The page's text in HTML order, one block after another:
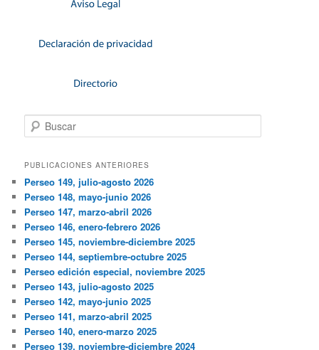
Buscar
PUBLICACIONES ANTERIORES
Perseo 149, julio-agosto 2026
Perseo 148, mayo-junio 2026
Perseo 147, marzo-abril 2026
Perseo 146, enero-febrero 2026
Perseo 145, noviembre-diciembre 2025
Perseo 144, septiembre-octubre 2025
Perseo edición especial, noviembre 2025
Perseo 143, julio-agosto 2025
Perseo 142, mayo-junio 2025
Perseo 141, marzo-abril 2025
Perseo 140, enero-marzo 2025
Perseo 139, noviembre-diciembre 2024